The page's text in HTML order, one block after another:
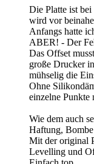
Die Platte ist
wird vor
Anfangs hatte
ABER! - Der
Das Offset
große Drucker
mühselig die
Ohne
einzelne Punkte
Wie dem auch
Haftung,
Mit der original
Levelling und